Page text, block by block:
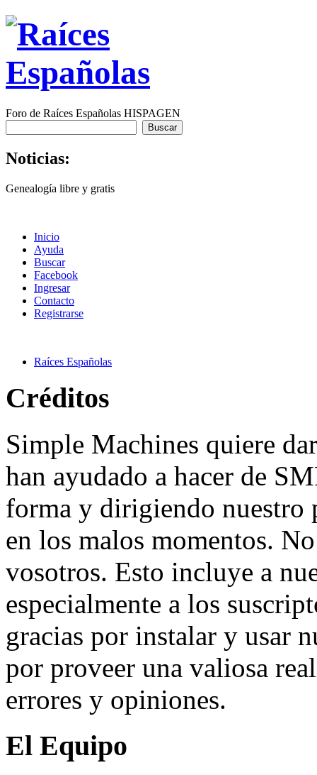
Foro de Raíces Españolas HISPAGEN
Noticias:
Genealogía libre y gratis
Inicio
Ayuda
Buscar
Facebook
Ingresar
Contacto
Registrarse
Raíces Españolas
Créditos
Simple Machines quiere
han ayudado a hacer de
forma y dirigiendo nuestro
en los malos momentos.
vosotros. Esto incluye a
especialmente a los
gracias por instalar y usar
por proveer una valiosa
errores y opiniones.
El Equipo